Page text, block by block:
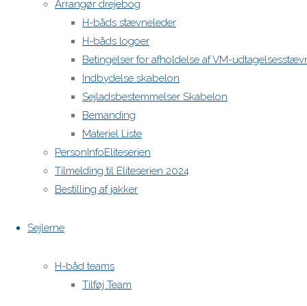
Arrangør drejebog
H-båds stævneleder
H-båds logoer
Betingelser for afholdelse af VM-
Indbydelse skabelon
Sejladsbestemmelser Skabelon
Bemanding
Materiel Liste
PersonInfoEliteserien
Tilmelding til Eliteserien 2024
Bestilling af jakker
Sejlerne
H-båd teams
Tilføj Team